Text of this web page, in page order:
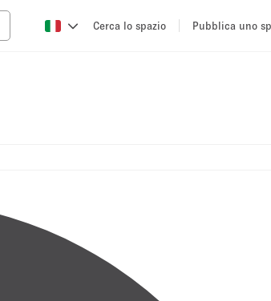
Cerca lo spazio Pubblica uno